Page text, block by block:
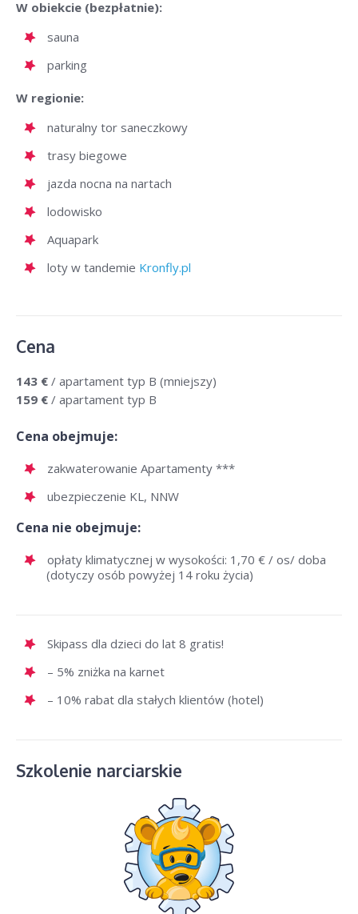
W obiekcie (bezpłatnie):
sauna
parking
W regionie:
naturalny tor saneczkowy
trasy biegowe
jazda nocna na nartach
lodowisko
Aquapark
loty w tandemie Kronfly.pl
Cena
143 € / apartament typ B (mniejszy)
159 € / apartament typ B
Cena obejmuje:
zakwaterowanie Apartamenty ***
ubezpieczenie KL, NNW
Cena nie obejmuje:
opłaty klimatycznej w wysokości: 1,70 € / os/ doba
(dotyczy osób powyżej 14 roku życia)
Skipass dla dzieci do lat 8 gratis!
– 5% zniżka na karnet
– 10% rabat dla stałych klientów (hotel)
Szkolenie narciarskie